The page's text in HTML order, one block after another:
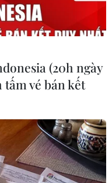
(Ảnh: CTV/Vietnam+)
(20h ngày
tấm vé bán kết